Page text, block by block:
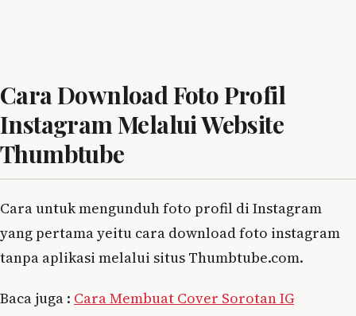
Cara Download Foto Profil
Instagram Melalui Website
Thumbtube
Cara untuk mengunduh foto profil di Instagram
yang pertama yeitu cara download foto instagram
tanpa aplikasi melalui situs Thumbtube.com.
Baca juga : Cara Membuat Cover Sorotan IG